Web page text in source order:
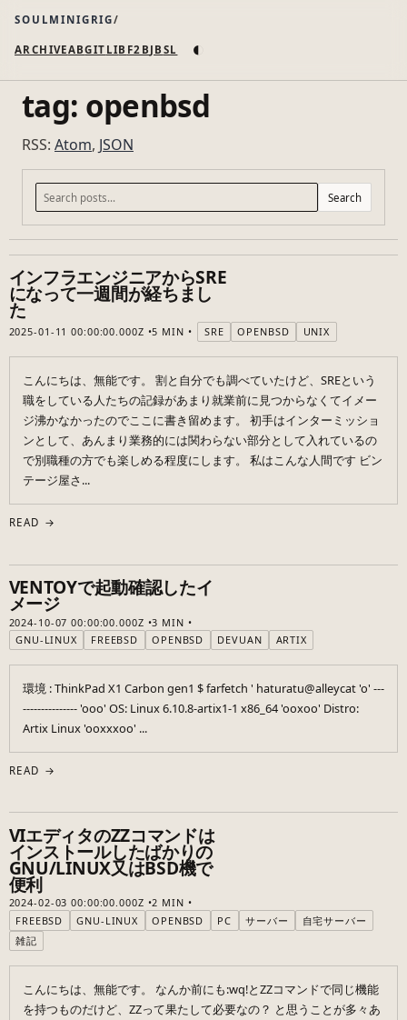
SOULMINIGRIG
ARCHIVEABGIT LIB F2B JB SL ◐
tag: openbsd
RSS: Atom, JSON
Search
インフラエンジニアからSRE
になって一週間が経ちまし
た
2025-01-11 00:00:00.000Z 5 MIN SRE OPENBSD UNIX
こんにちは、無能です。 割と自分でも調べていたけど、SREという
職をしている人たちの記録があまり就業前に見つからなくてイメー
ジ沸かなかったのでここに書き留めます。 初手はインターミッショ
ンとして、あんまり業務的には関わらない部分として入れているの
で別職種の方でも楽しめる程度にします。 私はこんな人間です ビン
テージ屋さ...
READ →
VENTOYで起動確認したイ
メージ
2024-10-07 00:00:00.000Z
3 MIN
GNU-LINUX
FREEBSD OPENBSD DEVUAN ARTIX
環境 : ThinkPad X1 Carbon gen1 $ farfetch ' haturatu@alleycat 'o' ---
--------------- 'ooo' OS: Linux 6.10.8-artix1-1 x86_64 'ooxoo' Distro:
Artix Linux 'ooxxxoo' ...
READ →
VIエディタのZZコマンドは
インストールしたばかりの
GNU/LINUX又はBSD機で
便利
2024-02-03 00:00:00.000Z
2 MIN
FREEBSD
GNU-LINUX OPENBSD PC サーバー
自宅サーバー
雑記
こんにちは、無能です。 なんか前にも:wq!とZZコマンドで同じ機能
を持つものだけど、ZZって果たして必要なの？ と思うことが多々あ